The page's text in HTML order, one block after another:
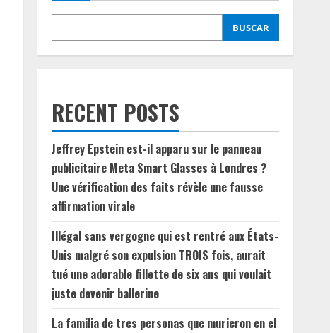
BUSCAR
RECENT POSTS
Jeffrey Epstein est-il apparu sur le panneau
publicitaire Meta Smart Glasses à Londres ?
Une vérification des faits révèle une fausse
affirmation virale
Illégal sans vergogne qui est rentré aux États-
Unis malgré son expulsion TROIS fois, aurait
tué une adorable fillette de six ans qui voulait
juste devenir ballerine
La familia de tres personas que murieron en el